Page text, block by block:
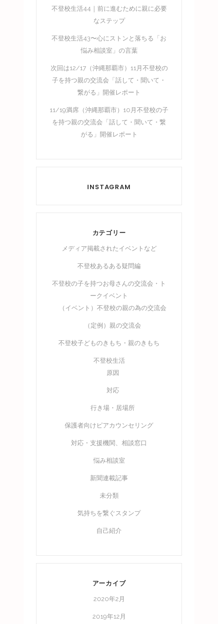
不登校生活44｜前に進むために親に必要
なステップ
不登校生活43〜心にストンと落ちる「お
悩み相談室」の言葉
次回は12/17（沖縄那覇市）11月不登校の
子を持つ親の交流会「話して・聞いて・
繋がる」開催レポート
11/19満席（沖縄那覇市）10月不登校の子
を持つ親の交流会「話して・聞いて・繋
がる」開催レポート
INSTAGRAM
カテゴリー
メディア掲載されたイベントなど
不登校あるある疑問編
不登校の子を持つお母さんの交流会・ト
ークイベント
（イベント）不登校の親の為の交流会
（定例）親の交流会
不登校子どものきもち・親のきもち
不登校生活
原因
対応
行き場・居場所
保護者向けピアカウンセリング
対応・支援機関、相談窓口
悩み相談室
新聞連載記事
未分類
気持ちを繋ぐスタンプ
自己紹介
アーカイブ
2020年2月
2019年12月